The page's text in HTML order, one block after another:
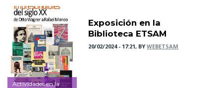
Actividades en la
Exposición en la
Biblioteca ETSAM
20/02/2024 - 17:21, BYWEBETSAM